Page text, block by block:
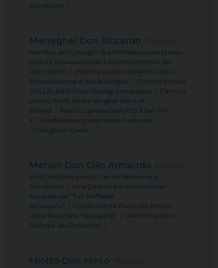
Diocesano
Meneghel Don Riccardo
Membro del Consiglio di Amministrazione presso
Istituto Diocesano per il Sostentamento del
Clero (IDSC)
Parroco presso CAMPOLONGO
Annunciazione di Maria Vergine
Parroco presso
COLLALBRIGO San Dionigi Areopagita
Parroco
presso PARÈ Beata Vergine Maria di
Fatima
Parroco presso SAN PIO X San Pio
X
Moderatore presso Unità Pastorale
“Conegliano Ovest”
Menon Don Gilio Armando
Vice Direttore presso Centro Missionario
Diocesano
Vice Direttore presso Unione
Sacerdotale “San Raffaele
Arcangelo”
Collaboratore Pastorale presso
Unità Pastorale “Susegana”
Membro presso
Collegio dei Consultori
Miotto Don Mirco